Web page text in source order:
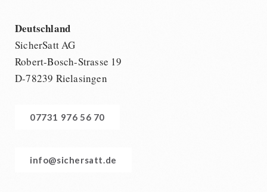
Deutschland
SicherSatt AG
Robert-Bosch-Strasse 19
D-78239 Rielasingen
07731 976 56 70
info@sichersatt.de